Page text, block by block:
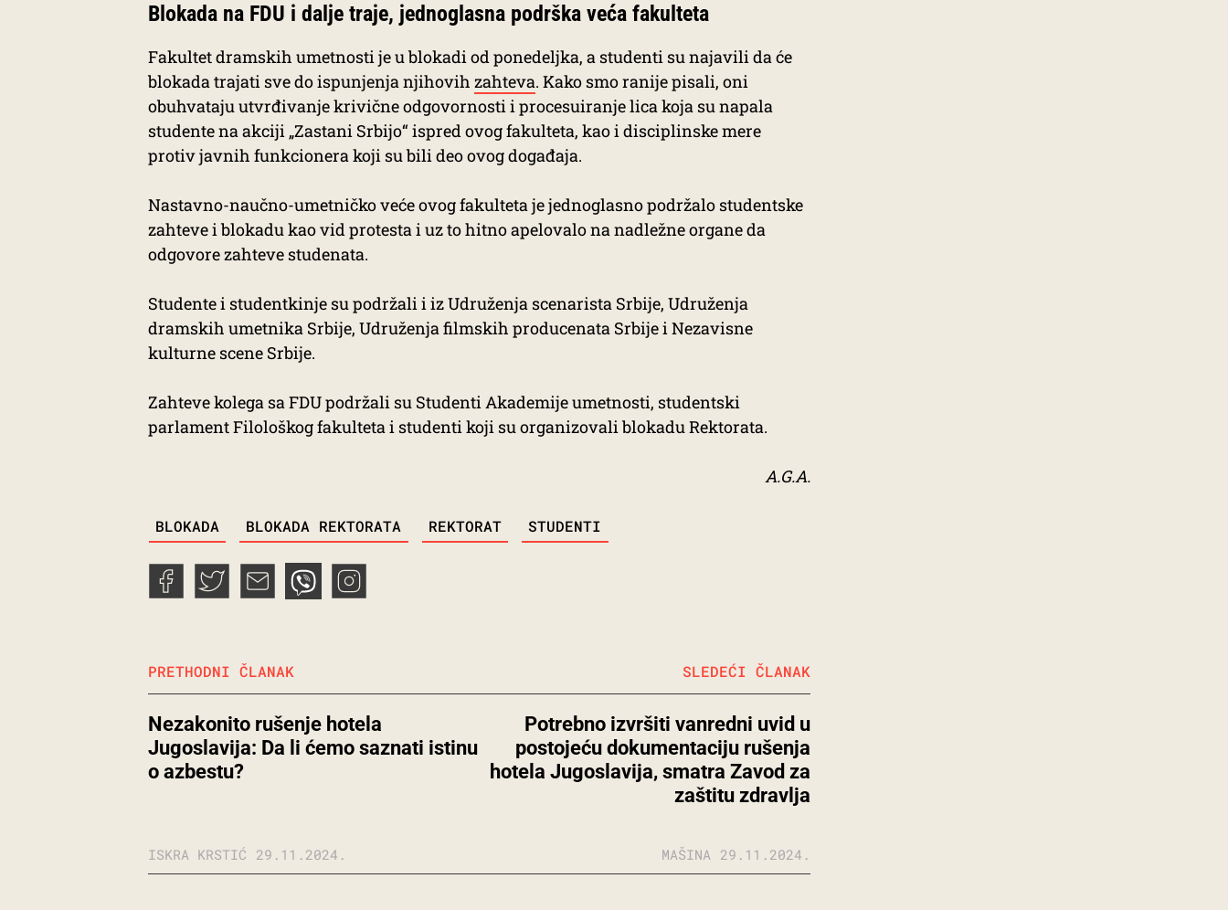
Blokada na FDU i dalje traje, jednoglasna podrška veća fakulteta
Fakultet dramskih umetnosti je u blokadi od ponedeljka, a studenti su najavili da će
blokada trajati sve do ispunjenja njihovih zahteva. Kako smo ranije pisali, oni
obuhvataju utvrđivanje krivične odgovornosti i procesuiranje lica koja su napala
studente na akciji „Zastani Srbijo“ ispred ovog fakulteta, kao i disciplinske mere
protiv javnih funkcionera koji su bili deo ovog događaja.
Nastavno-naučno-umetničko veće ovog fakulteta je jednoglasno podržalo studentske
zahteve i blokadu kao vid protesta i uz to hitno apelovalo na nadležne organe da
odgovore zahteve studenata.
Studente i studentkinje su podržali i iz Udruženja scenarista Srbije, Udruženja
dramskih umetnika Srbije, Udruženja filmskih producenata Srbije i Nezavisne
kulturne scene Srbije.
Zahteve kolega sa FDU podržali su Studenti Akademije umetnosti, studentski
parlament Filološkog fakulteta i studenti koji su organizovali blokadu Rektorata.
A.G.A.
BLOKADA BLOKADA REKTORATA REKTORAT STUDENTI
PRETHODNI ČLANAK
Nezakonito rušenje hotela
Jugoslavija: Da li ćemo saznati istinu
o azbestu?
ISKRA KRSTIĆ 29.11.2024.
Potrebno izvršiti vanredni uvid u
postojeću dokumentaciju rušenja
hotela Jugoslavija, smatra Zavod za
zaštitu zdravlja
SLEDEĆI ČLANAK
MAŠINA 29.11.2024.